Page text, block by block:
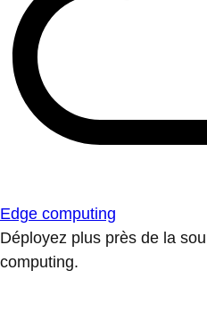
Edge computing
Déployez plus près de la
computing.